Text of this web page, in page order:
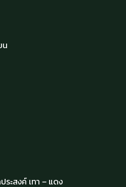
น
ระสงค์ เทา – แดง